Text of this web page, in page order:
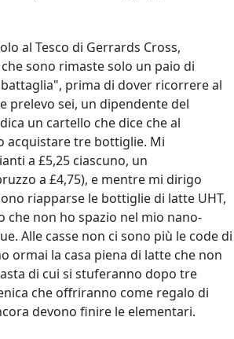
al Tesco di Gerrards Cross,
sono rimaste solo un paio di
prima di dover ricorrere al
prelevo sei, un dipendente del
un cartello che dice che al
acquistare tre bottiglie. Mi
a £5,25 ciascuno, un
a £4,75), e mentre mi dirigo
riapparse le bottiglie di latte UHT,
che non ho spazio nel mio nano-
Alle casse non ci sono più le code di
ormai la casa piena di latte che non
di cui si stuferanno dopo tre
che offriranno come regalo di
devono finire le elementari.